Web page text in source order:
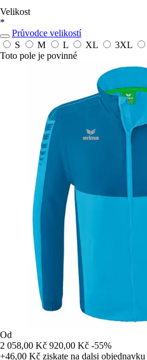
Velikost
*
Průvodce velikostí
S
M L XL 3XL
Toto pole je povinné
Od
2 058,00 Kč 920,00 Kč -55%
+46,00 Kč ziskate na dalsi objednavku